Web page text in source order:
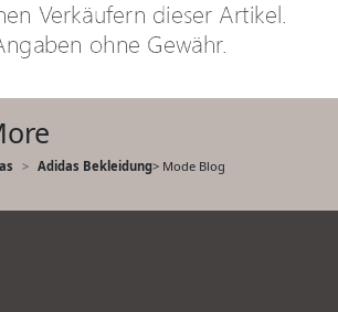
Adidas Bekleidung> Mode Blog